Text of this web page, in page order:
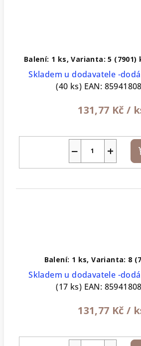
Balení: 1 ks, Varianta: 5
Skladem u dodavatele -
(40 ks) EAN:
131,77 Kč/
+
−
Balení: 1 ks, Varianta: 8
Skladem u dodavatele -
(17 ks) EAN:
131,77 Kč/